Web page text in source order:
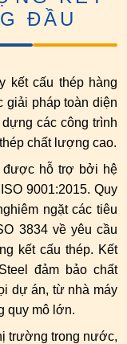
ĐẦU
kết cấu thép hàng
giải pháp toàn diện
các công trình
chất lượng cao.
được hỗ trợ bởi hệ
9001:2015. Quy
ngặt các tiêu
3834 về yêu cầu
kết cấu thép. Kết
đảm bảo chất
dự án, từ nhà máy
quy mô lớn.
trường trong nước,